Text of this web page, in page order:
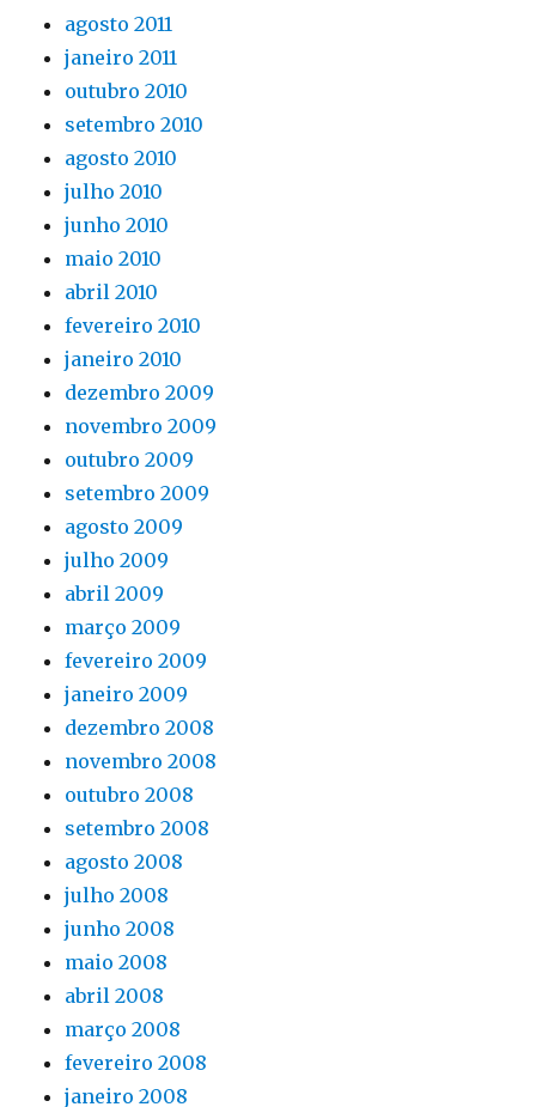
agosto 2011
janeiro 2011
outubro 2010
setembro 2010
agosto 2010
julho 2010
junho 2010
maio 2010
abril 2010
fevereiro 2010
janeiro 2010
dezembro 2009
novembro 2009
outubro 2009
setembro 2009
agosto 2009
julho 2009
abril 2009
março 2009
fevereiro 2009
janeiro 2009
dezembro 2008
novembro 2008
outubro 2008
setembro 2008
agosto 2008
julho 2008
junho 2008
maio 2008
abril 2008
março 2008
fevereiro 2008
janeiro 2008